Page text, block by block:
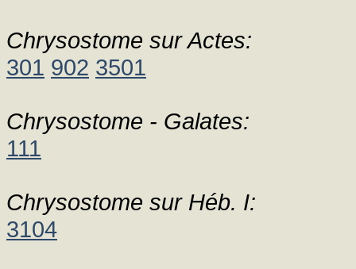
Chrysostome sur Actes:
301 902 3501
Chrysostome - Galates:
111
Chrysostome sur Héb. I:
3104